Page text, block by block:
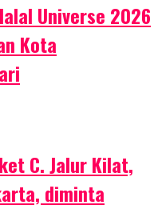
Universe 2026
Kota
C. Jalur Kilat,
diminta